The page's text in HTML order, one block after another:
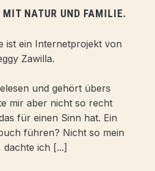
MIT NATUR UND FAMILIE.
ist ein Internetprojekt von
Zawilla.
und gehört übers
mir aber nicht so recht
für einen Sinn hat. Ein
führen? Nicht so mein
dachte ich [...]